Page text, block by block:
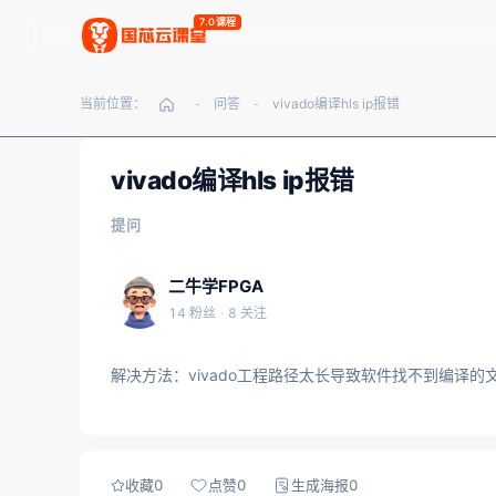
7.0课程
当前位置： - 问答 - vivado编译hls ip报错
vivado编译hls ip报错
提问
二牛学FPGA
14 粉丝 · 8 关注
解决方法：vivado工程路径太长导致软件找不到编译的
收藏0 点赞0 生成海报0